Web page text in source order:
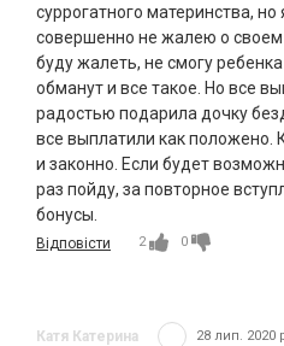
суррогатного материнства,
совершенно не жалею о
буду жалеть, не смогу
обманут и все такое. Но все
радостью подарила дочку
все выплатили как положено.
и законно. Если будет
раз пойду, за повторное
бонусы.
Відповісти 2 0
Катя Катерина 28 лип. 2020